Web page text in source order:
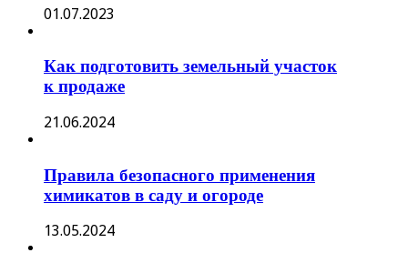
01.07.2023
Как подготовить земельный участок
к продаже
21.06.2024
Правила безопасного применения
химикатов в саду и огороде
13.05.2024